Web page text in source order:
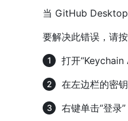
当 GitHub Desktop
要解决此错误，请
打开“Keychain
在左边栏的密
右键单击“登录